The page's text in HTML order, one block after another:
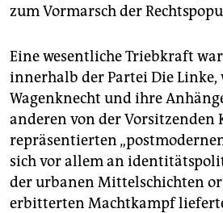
zum Vormarsch der
Eine wesentliche Triebkraft
innerhalb der Partei Die Linke,
Wagenknecht und ihre
anderen von der Vorsitzenden
repräsentierten
sich vor allem an
der urbanen Mittelschichten
erbitterten Machtkampf